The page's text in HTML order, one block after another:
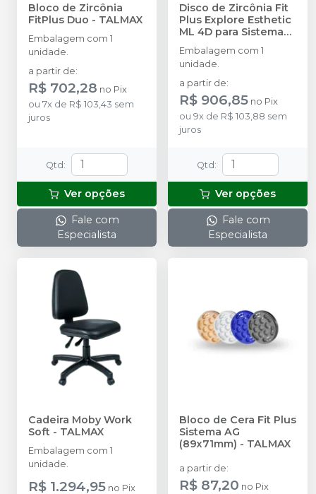
Bloco de Zircônia
FitPlus Duo - TALMAX
Embalagem com 1
unidade.
a partir de:
R$ 702,28 no Pix
ou 7x de R$ 103,43 sem
juros
Qtd:
Ver opções
Fale com
Especialista
Disco de Zircônia Fit
Plus Explore Esthetic
ML 4D para Sistema
OP de CAD/CAM
D98xA25mm-
TALMAX
Embalagem com 1
unidade.
a partir de:
R$ 906,85 no Pix
ou 9x de R$ 103,88 sem
juros
Qtd:
Ver opções
Fale com
Especialista
Cadeira Moby Work
Soft - TALMAX
Embalagem com 1
unidade.
R$ 1.294,95 no Pix
Bloco de Cera Fit Plus
Sistema AG
(89x71mm) - TALMAX
a partir de:
R$ 87,20 no Pix